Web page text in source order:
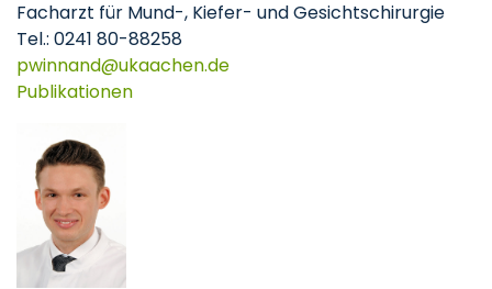
Facharzt für Mund-, Kiefer- und Gesichtschirurgie
Tel.: 0241 80-88258
pwinnand
ukaachende
Publikationen